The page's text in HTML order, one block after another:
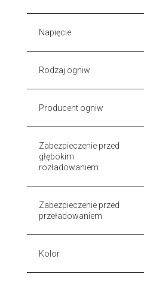
Napięcie
Rodzaj ogniw
Producent ogniw
Zabezpieczenie przed
głębokim
rozładowaniem
Zabezpieczenie przed
przeładowaniem
Kolor